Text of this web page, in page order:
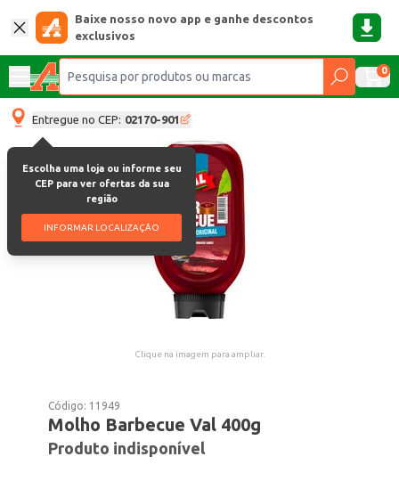
Baixe nosso novo app e ganhe descontos
exclusivos
0
Entregue no CEP: 02170-901
Escolha uma loja ou informe seu
CEP para ver ofertas da sua
região
INFORMAR LOCALIZAÇÃO
Clique na imagem para ampliar.
Código: 11949
Molho Barbecue Val 400g
Produto indisponível